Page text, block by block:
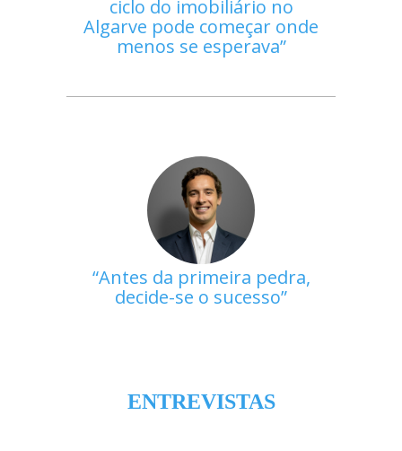
ciclo do imobiliário no
Algarve pode começar onde
menos se esperava
Antes da primeira pedra,
decide-se o sucesso
ENTREVISTAS